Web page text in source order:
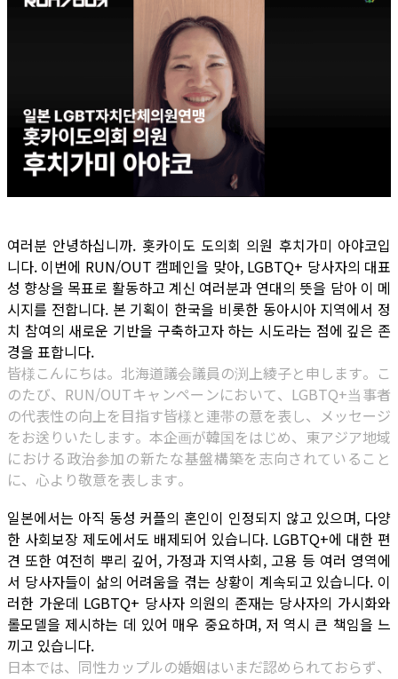
여러분 안녕하십니까. 홋카이도 도의회 의원 후치가미 아야코입
니다. 이번에 RUN/OUT 캠페인을 맞아, LGBTQ+ 당사자의 대표
성 향상을 목표로 활동하고 계신 여러분과 연대의 뜻을 담아 이 메
시지를 전합니다. 본 기획이 한국을 비롯한 동아시아 지역에서 정
치 참여의 새로운 기반을 구축하고자 하는 시도라는 점에 깊은 존
경을 표합니다.
皆様こんにちは。北海道議会議員の渕上綾子と申します。こ
のたび、RUN/OUTキャンペーンにおいて、LGBTQ+当事者
の代表性の向上を目指す皆様と連帯の意を表し、メッセージ
をお送りいたします。本企画が韓国をはじめ、東アジア地域
における政治参加の新たな基盤構築を志向されていること
に、心より敬意を表します。
일본에서는 아직 동성 커플의 혼인이 인정되지 않고 있으며, 다양
한 사회보장 제도에서도 배제되어 있습니다. LGBTQ+에 대한 편
견 또한 여전히 뿌리 깊어, 가정과 지역사회, 고용 등 여러 영역에
서 당사자들이 삶의 어려움을 겪는 상황이 계속되고 있습니다. 이
러한 가운데 LGBTQ+ 당사자 의원의 존재는 당사자의 가시화와
롤모델을 제시하는 데 있어 매우 중요하며, 저 역시 큰 책임을 느
끼고 있습니다.
日本では、同性カップルの婚姻はいまだ認められておらず、